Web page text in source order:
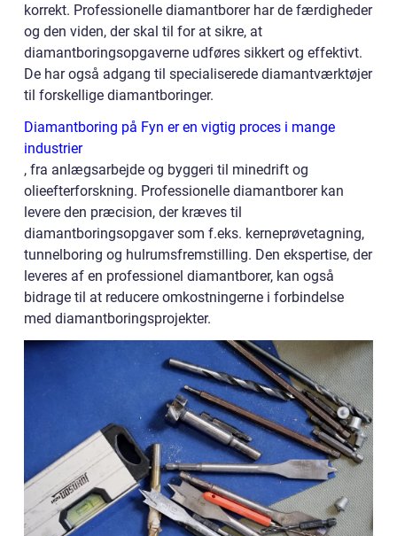
korrekt. Professionelle diamantborer har de færdigheder
og den viden, der skal til for at sikre, at
diamantboringsopgaverne udføres sikkert og effektivt.
De har også adgang til specialiserede diamantværktøjer
til forskellige diamantboringer.
Diamantboring på Fyn er en vigtig proces i mange
industrier
, fra anlægsarbejde og byggeri til minedrift og
olieefterforskning. Professionelle diamantborer kan
levere den præcision, der kræves til
diamantboringsopgaver som f.eks. kerneprøvetagning,
tunnelboring og hulrumsfremstilling. Den ekspertise, der
leveres af en professionel diamantborer, kan også
bidrage til at reducere omkostningerne i forbindelse
med diamantboringsprojekter.